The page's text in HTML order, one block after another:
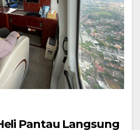
Pantau Langsung